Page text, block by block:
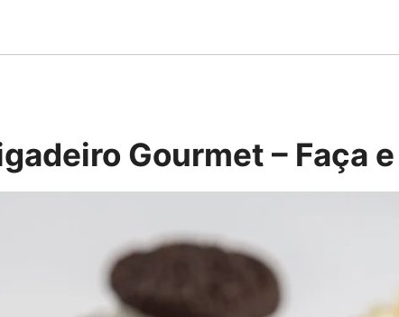
Gourmet – Faça